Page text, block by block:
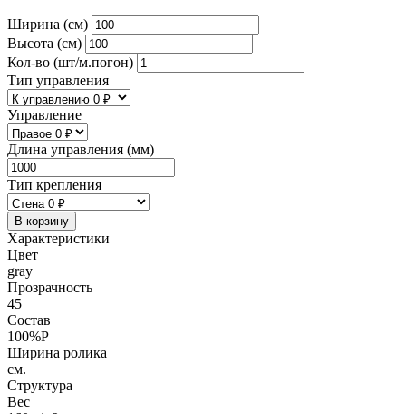
Ширина (см)
Высота (см)
Кол-во (шт/м.погон)
Тип управления
Управление
Длина управления (мм)
Тип крепления
В корзину
Характеристики
Цвет
gray
Прозрачность
45
Состав
100%P
Ширина ролика
см.
Структура
Вес